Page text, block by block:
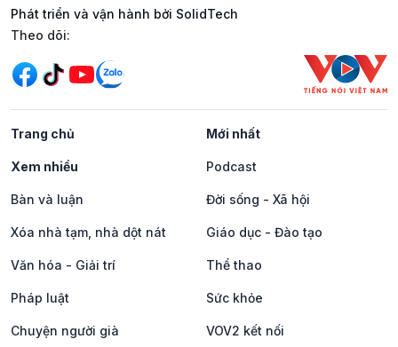
Phát triển và vận hành bởi SolidTech
Mạng xã hội
Theo dõi:
Trang chủ Mới nhất
Xem nhiều Podcast
Bàn và luận Đời sống - Xã hội
Xóa nhà tạm, nhà dột nát Giáo dục - Đào tạo
Văn hóa - Giải trí Thể thao
Pháp luật Sức khỏe
Chuyện người già VOV2 kết nối